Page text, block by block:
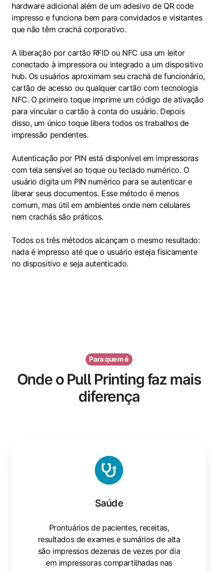
hardware adicional além de um adesivo de QR code
impresso e funciona bem para convidados e visitantes
que não têm crachá corporativo.
A liberação por cartão RFID ou NFC usa um leitor
conectado à impressora ou integrado a um dispositivo
hub. Os usuários aproximam seu crachá de funcionário,
cartão de acesso ou qualquer cartão com tecnologia
NFC. O primeiro toque imprime um código de ativação
para vincular o cartão à conta do usuário. Depois
disso, um único toque libera todos os trabalhos de
impressão pendentes.
Autenticação por PIN está disponível em impressoras
com tela sensível ao toque ou teclado numérico. O
usuário digita um PIN numérico para se autenticar e
liberar seus documentos. Esse método é menos
comum, mas útil em ambientes onde nem celulares
nem crachás são práticos.
Todos os três métodos alcançam o mesmo resultado:
nada é impresso até que o usuário esteja fisicamente
no dispositivo e seja autenticado.
Para quem é
Onde o Pull Printing faz mais
diferença
Saúde
Prontuários de pacientes, receitas,
resultados de exames e sumários de alta
são impressos dezenas de vezes por dia
em impressoras compartilhadas nas